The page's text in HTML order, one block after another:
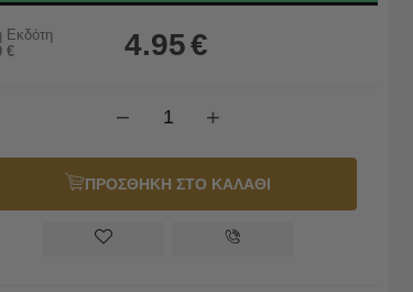
Εκδότη
€ 4.95€
+
−
ΠΡΟΣΘΗΚΗ ΣΤΟ ΚΑΛΑΘΙ